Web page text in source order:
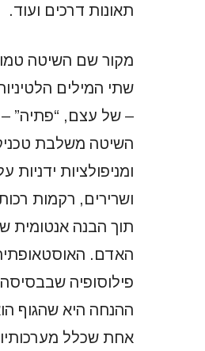
תאונות דרכים ועוד.
מקור שם השיטה
שתי המילים
– של עצם, “פתיה”
השיטה משלבת
ומניפולציות ידניות
ושרירים, רקמות
תוך הבנה אנטומית
האדם.
פילוסופיה שבבסיסה
ההנחה היא שהגוף
אחת שכלל